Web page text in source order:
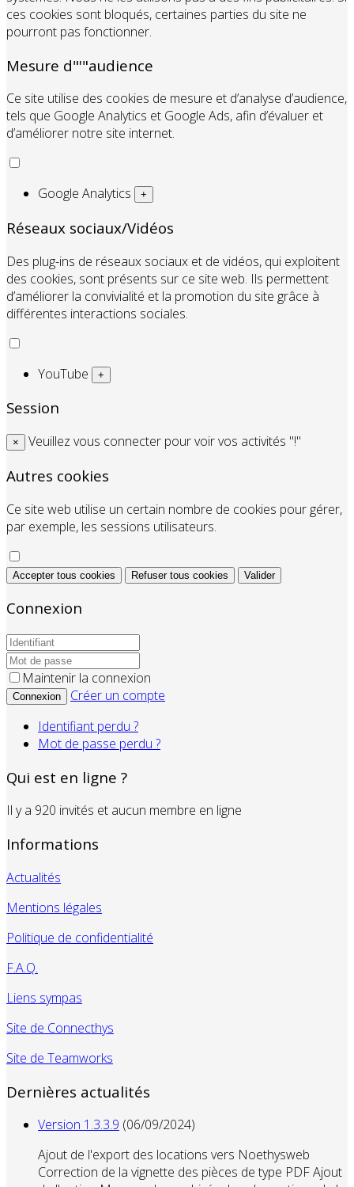
ces cookies sont bloqués, certaines parties du site ne
pourront pas fonctionner.
Mesure d"'"audience
Ce site utilise des cookies de mesure et d’analyse d’audience,
tels que Google Analytics et Google Ads, afin d’évaluer et
d’améliorer notre site internet.
Google Analytics +
Réseaux sociaux/Vidéos
Des plug-ins de réseaux sociaux et de vidéos, qui exploitent
des cookies, sont présents sur ce site web. Ils permettent
d’améliorer la convivialité et la promotion du site grâce à
différentes interactions sociales.
YouTube +
Session
× Veuillez vous connecter pour voir vos activités "!"
Autres cookies
Ce site web utilise un certain nombre de cookies pour gérer,
par exemple, les sessions utilisateurs.
Accepter tous cookies Refuser tous cookies Valider
Connexion
Maintenir la connexion
Connexion
Créer un compte
Identifiant perdu ?
Mot de passe perdu ?
Qui est en ligne ?
Il y a 920 invités et aucun membre en ligne
Informations
Actualités
Mentions légales
Politique de confidentialité
F.A.Q.
Liens sympas
Site de Connecthys
Site de Teamworks
Dernières actualités
Version 1.3.3.9 (06/09/2024)
Ajout de l'export des locations vers Noethysweb
Correction de la vignette des pièces de type PDF Ajout